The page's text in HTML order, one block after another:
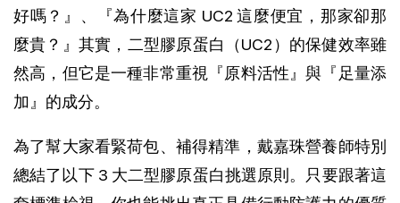
好嗎？』、『為什麼這家 UC2 這麼便宜，那家卻那
麼貴？』其實，二型膠原蛋白（UC2）的保健效率雖
然高，但它是一種非常重視『原料活性』與『足量添
加』的成分。
為了幫大家看緊荷包、補得精準，戴嘉珠營養師特別
總結了以下 3 大二型膠原蛋白挑選原則。只要跟著這